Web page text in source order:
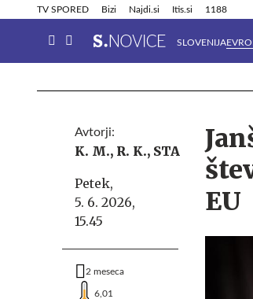
TV SPORED Bizi Najdi.si Itis.si 1188
SLOVENIJA
Info in obvestila Tehnik
Avtorji:
K. M., R. K., STA
Petek,
5. 6. 2026,
15.45
2 meseca
6,01
EU